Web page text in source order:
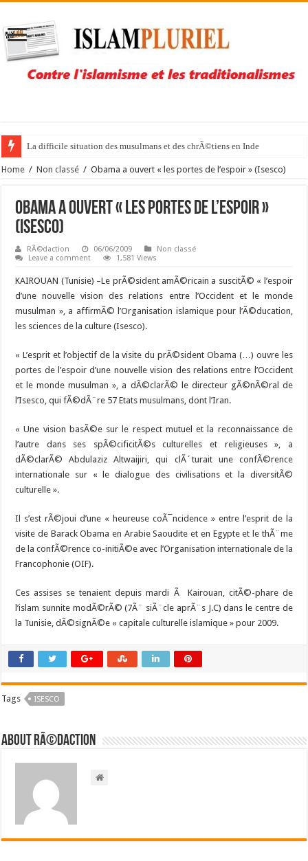
La difficile situation des musulmans et des chrÃ©tiens en Inde
Home / Non classé / Obama a ouvert « les portes de l’espoir » (Isesco)
Obama a ouvert « les portes de l’espoir »
(Isesco)
RÃ©daction 06/06/2009
Non classé
Leave a comment
1,581 Views
KAIROUAN (Tunisie) –Le prÃ©sident amÃ©ricain a suscitÃ© « l’espoir
d’une nouvelle vision des relations entre l’Occident et le monde
musulman », a affirmÃ© l’Organisation islamique pour l’Ã©ducation,
les sciences de la culture (Isesco).
« L’esprit et l’objectif de la visite du prÃ©sident Obama (…) ouvre les
portes de l’espoir d’une nouvelle vision des relations entre l’Occident
et le monde musulman », a dÃ©clarÃ© le directeur gÃ©nÃ©ral de
l’Isesco, qui fÃ©dÃ¨re 57 Etats musulmans, dont l’Iran.
« Une vision basÃ©e sur le respect mutuel et la reconnaissance de
l’autre dans ses spÃ©cificitÃ©s culturelles et religieuses », a
dÃ©clarÃ© Abdulaziz Altwaijiri, qui clÃ´turait une confÃ©rence
internationale sur « le dialogue des civilisations et la diversitÃ©
culturelle ».
Il s’est rÃ©joui d’une « heureuse coÃ¯ncidence » entre l’esprit de la
visite de Barack Obama en Arabie Saoudite et en Egypte et le thÃ¨me
de la confÃ©rence co-initiÃ©e avec l’Organisation internationale de la
Francophonie (OIF).
Ces assises se tenaient depuis mardi Ã Kairouan, citÃ©-phare de
l’islam sunnite modÃ©rÃ© (7Ã¨ siÃ¨cle aprÃ¨s J.C) dans le centre de
la Tunisie, dÃ©signÃ©e « capitale culturelle islamique » pour 2009.
Tags ISESCO
About RÃ©daction